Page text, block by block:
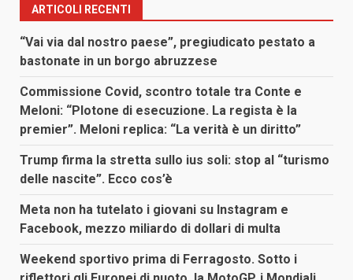
ARTICOLI RECENTI
“Vai via dal nostro paese”, pregiudicato pestato a
bastonate in un borgo abruzzese
Commissione Covid, scontro totale tra Conte e
Meloni: “Plotone di esecuzione. La regista è la
premier”. Meloni replica: “La verità è un diritto”
Trump firma la stretta sullo ius soli: stop al “turismo
delle nascite”. Ecco cos’è
Meta non ha tutelato i giovani su Instagram e
Facebook, mezzo miliardo di dollari di multa
Weekend sportivo prima di Ferragosto. Sotto i